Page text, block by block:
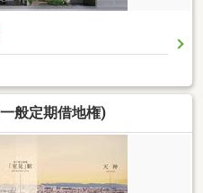
般定期借地権)